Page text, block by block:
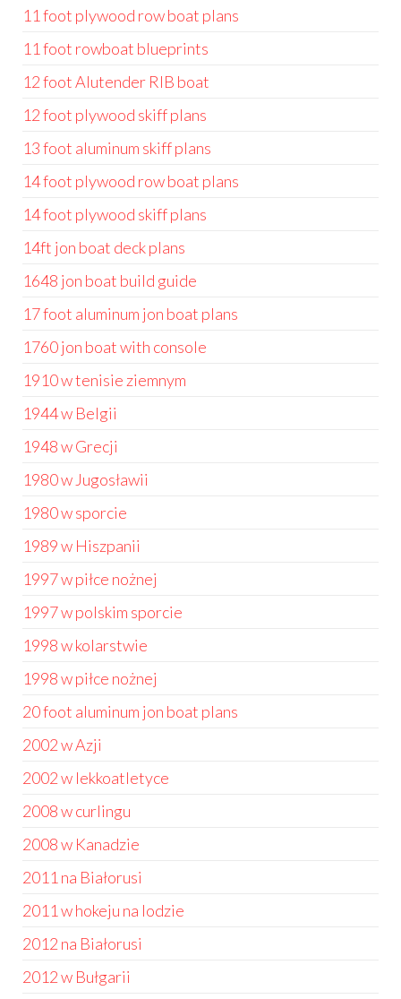
11 foot plywood row boat plans
11 foot rowboat blueprints
12 foot Alutender RIB boat
12 foot plywood skiff plans
13 foot aluminum skiff plans
14 foot plywood row boat plans
14 foot plywood skiff plans
14ft jon boat deck plans
1648 jon boat build guide
17 foot aluminum jon boat plans
1760 jon boat with console
1910 w tenisie ziemnym
1944 w Belgii
1948 w Grecji
1980 w Jugosławii
1980 w sporcie
1989 w Hiszpanii
1997 w piłce nożnej
1997 w polskim sporcie
1998 w kolarstwie
1998 w piłce nożnej
20 foot aluminum jon boat plans
2002 w Azji
2002 w lekkoatletyce
2008 w curlingu
2008 w Kanadzie
2011 na Białorusi
2011 w hokeju na lodzie
2012 na Białorusi
2012 w Bułgarii